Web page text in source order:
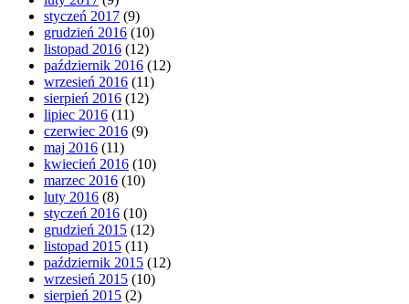
styczeń 2017 (9)
grudzień 2016 (10)
listopad 2016 (12)
październik 2016 (12)
wrzesień 2016 (11)
sierpień 2016 (12)
lipiec 2016 (11)
czerwiec 2016 (9)
maj 2016 (11)
kwiecień 2016 (10)
marzec 2016 (10)
luty 2016 (8)
styczeń 2016 (10)
grudzień 2015 (12)
listopad 2015 (11)
październik 2015 (12)
wrzesień 2015 (10)
sierpień 2015 (2)